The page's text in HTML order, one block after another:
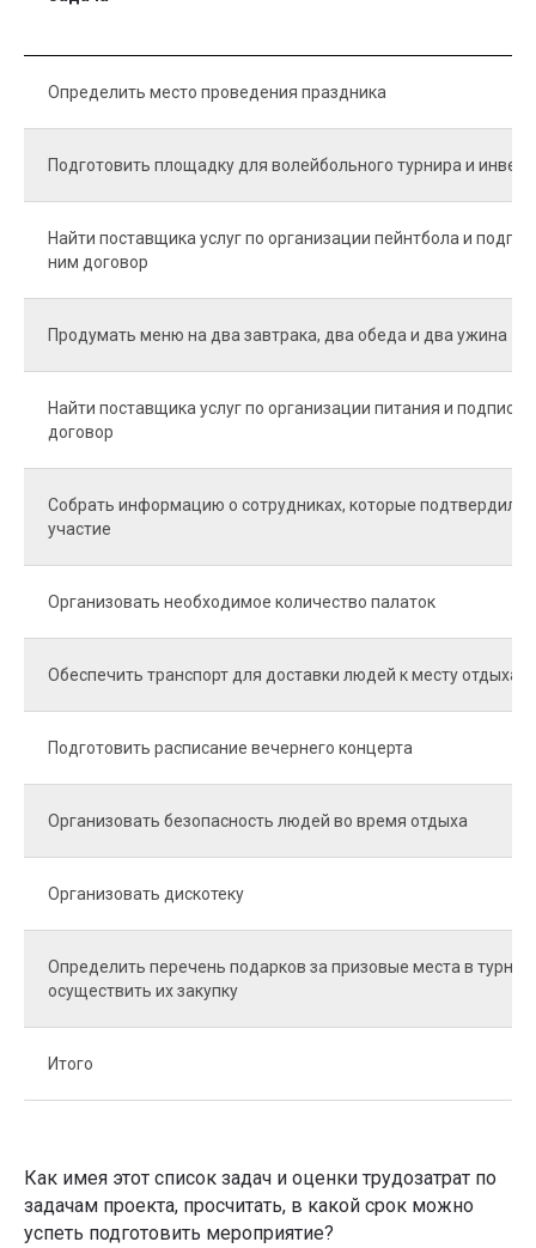
Определить место проведения праздника
Подготовить площадку для волейбольного турнира и
Найти поставщика услуг по организации пейнтбола и
ним договор
Продумать меню на два завтрака, два обеда и два ужина
Найти поставщика услуг по организации питания и
договор
Собрать информацию о сотрудниках, которые подтвердили
участие
Организовать необходимое количество палаток
Обеспечить транспорт для доставки людей к месту отдыха
Подготовить расписание вечернего концерта
Организовать безопасность людей во время отдыха
Организовать дискотеку
Определить перечень подарков за призовые места в
осуществить их закупку
Итого
Как имея этот список задач и оценки трудозатрат по
задачам проекта, просчитать, в какой срок можно
успеть подготовить мероприятие?